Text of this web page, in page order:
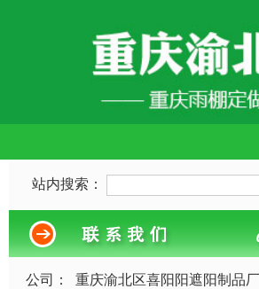
站内搜索：
公司：
重庆渝北区喜阳阳遮阳制品厂